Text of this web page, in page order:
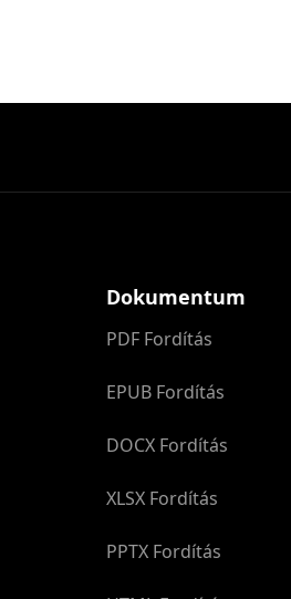
Dokumentum
PDF Fordítás
EPUB Fordítás
DOCX Fordítás
XLSX Fordítás
PPTX Fordítás